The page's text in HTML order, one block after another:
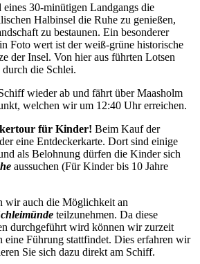
30-minütigen Landgangs die
Halbinsel die Ruhe zu genießen,
zu bestaunen. Ein besonderer
Foto wert ist der weiß-grüne historische
der Insel. Von hier aus führten Lotsen
die Schlei.
wieder ab und fährt über Maasholm
welchen wir um 12:40 Uhr erreichen.
für Kinder! Beim Kauf der
eine Entdeckerkarte. Dort sind einige
als Belohnung dürfen die Kinder sich
aussuchen (Für Kinder bis 10 Jahre
wir auch die Möglichkeit an
teilzunehmen. Da diese
durchgeführt wird können wir zurzeit
eine Führung stattfindet. Dies erfahren wir
Sie sich dazu direkt am Schiff.